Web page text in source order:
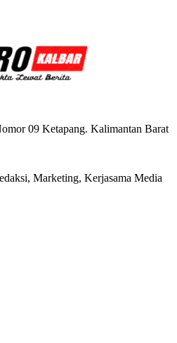
09 Ketapang. Kalimantan Barat
Marketing, Kerjasama Media